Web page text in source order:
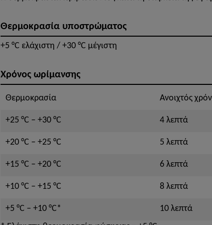
Θερμοκρασία υποστρώματος
+5 °C ελάχιστη / +30 °C μέγιστη
Χρόνος ωρίμανσης
Θερμοκρασία Ανοιχτός
+25 °C – +30 °C 4 λεπτά
+20 °C – +25 °C 5 λεπτά
+15 °C – +20 °C 6 λεπτά
+10 °C – +15 °C 8 λεπτά
+5 °C – +10 °C* 10 λεπτά